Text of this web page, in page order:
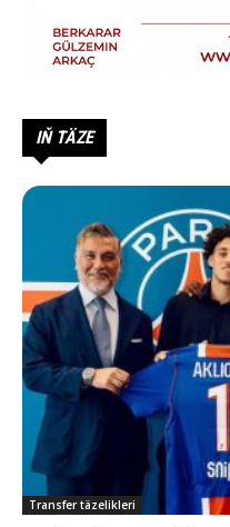
IŇ TÄZE
Transfer täzelikleri